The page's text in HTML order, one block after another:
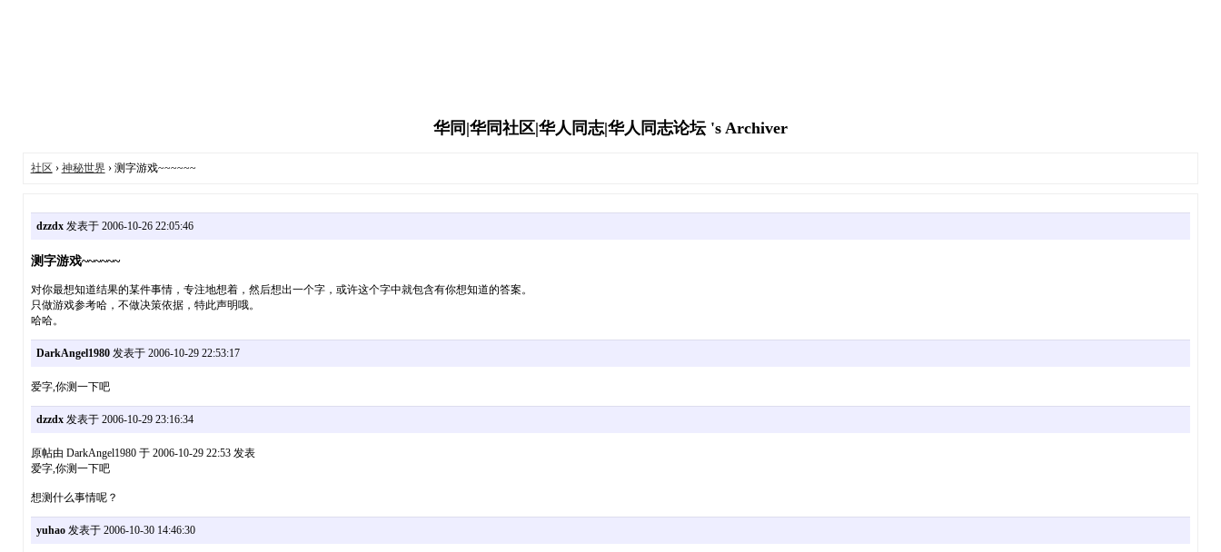
华同|华同社区|华人同志|华人同志论坛 's Archiver
社区› 神秘世界› 测字游戏~~~~~~
dzzdx发表于 2006-10-26 22:05:46
测字游戏~~~~~~
对你最想知道结果的某件事情，专注地想着，然后想出一个字，或许这个字中就包含有你想知道的答案。
只做游戏参考哈，不做决策依据，特此声明哦。
哈哈。
DarkAngel1980发表于 2006-10-29 22:53:17
爱字,你测一下吧
dzzdx发表于 2006-10-29 23:16:34
原帖由 DarkAngel1980 于 2006-10-29 22:53 发表
爱字,你测一下吧
想测什么事情呢？
yuhao发表于 2006-10-30 14:46:30